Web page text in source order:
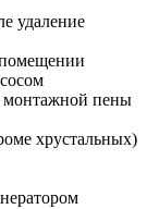
удаление
монтажной пены
хрустальных)